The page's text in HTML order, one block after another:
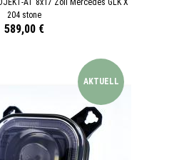
AT 8x17 Zoll Mercedes GLK X
204 stone
589,00 €
AKTUELL